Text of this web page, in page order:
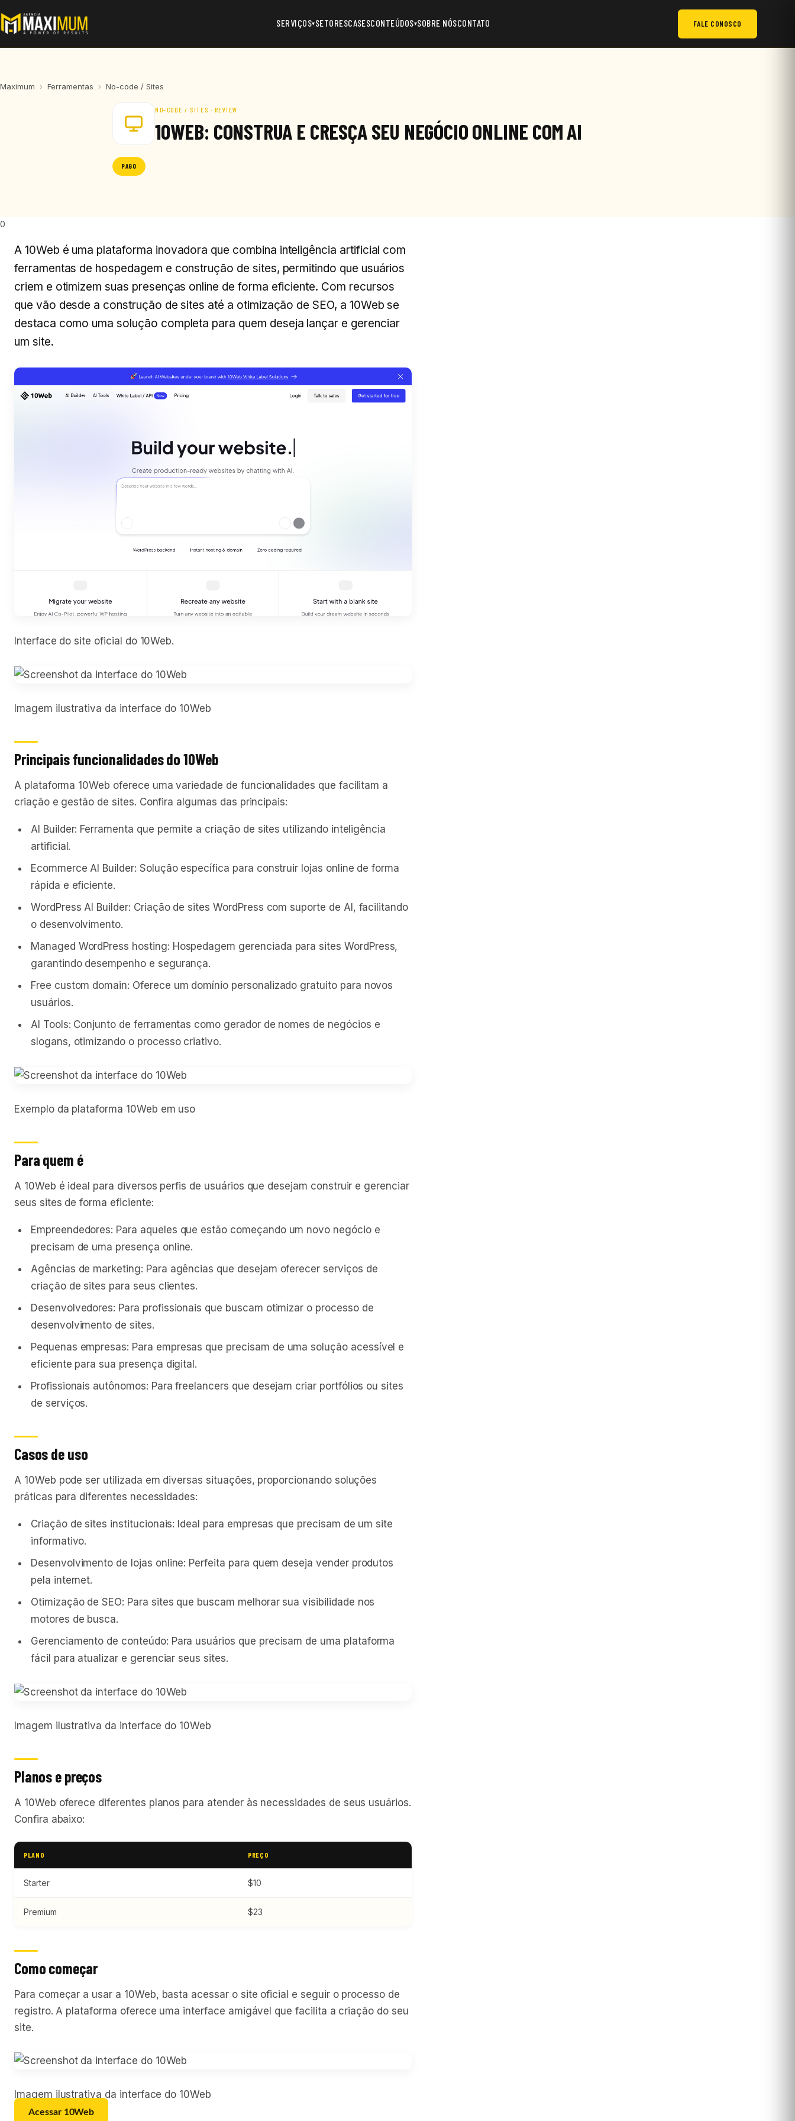
SERVIÇOS▾SETORESCASESCONTEÚDOS▾SOBRE NÓSCONTATO FALE CONOSCO
Maximum › Ferramentas › No-code / Sites
NO-CODE / SITES · REVIEW
10WEB: CONSTRUA E CRESÇA SEU NEGÓCIO ONLINE COM AI
PAGO
0
A 10Web é uma plataforma inovadora que combina inteligência artificial com
ferramentas de hospedagem e construção de sites, permitindo que usuários
criem e otimizem suas presenças online de forma eficiente. Com recursos
que vão desde a construção de sites até a otimização de SEO, a 10Web se
destaca como uma solução completa para quem deseja lançar e gerenciar
um site.
Interface do site oficial do 10Web.
Imagem ilustrativa da interface do 10Web
Principais funcionalidades do 10Web
A plataforma 10Web oferece uma variedade de funcionalidades que facilitam a
criação e gestão de sites. Confira algumas das principais:
AI Builder: Ferramenta que permite a criação de sites utilizando inteligência
artificial.
Ecommerce AI Builder: Solução específica para construir lojas online de forma
rápida e eficiente.
WordPress AI Builder: Criação de sites WordPress com suporte de AI, facilitando
o desenvolvimento.
Managed WordPress hosting: Hospedagem gerenciada para sites WordPress,
garantindo desempenho e segurança.
Free custom domain: Oferece um domínio personalizado gratuito para novos
usuários.
AI Tools: Conjunto de ferramentas como gerador de nomes de negócios e
slogans, otimizando o processo criativo.
Exemplo da plataforma 10Web em uso
Para quem é
A 10Web é ideal para diversos perfis de usuários que desejam construir e gerenciar
seus sites de forma eficiente:
Empreendedores: Para aqueles que estão começando um novo negócio e
precisam de uma presença online.
Agências de marketing: Para agências que desejam oferecer serviços de
criação de sites para seus clientes.
Desenvolvedores: Para profissionais que buscam otimizar o processo de
desenvolvimento de sites.
Pequenas empresas: Para empresas que precisam de uma solução acessível e
eficiente para sua presença digital.
Profissionais autônomos: Para freelancers que desejam criar portfólios ou sites
de serviços.
Casos de uso
A 10Web pode ser utilizada em diversas situações, proporcionando soluções
práticas para diferentes necessidades:
Criação de sites institucionais: Ideal para empresas que precisam de um site
informativo.
Desenvolvimento de lojas online: Perfeita para quem deseja vender produtos
pela internet.
Otimização de SEO: Para sites que buscam melhorar sua visibilidade nos
motores de busca.
Gerenciamento de conteúdo: Para usuários que precisam de uma plataforma
fácil para atualizar e gerenciar seus sites.
Imagem ilustrativa da interface do 10Web
Planos e preços
A 10Web oferece diferentes planos para atender às necessidades de seus usuários.
Confira abaixo:
PLANO PREÇO
Starter $10
Premium $23
Como começar
Para começar a usar a 10Web, basta acessar o site oficial e seguir o processo de
registro. A plataforma oferece uma interface amigável que facilita a criação do seu
site.
Imagem ilustrativa da interface do 10Web
Acessar 10Web